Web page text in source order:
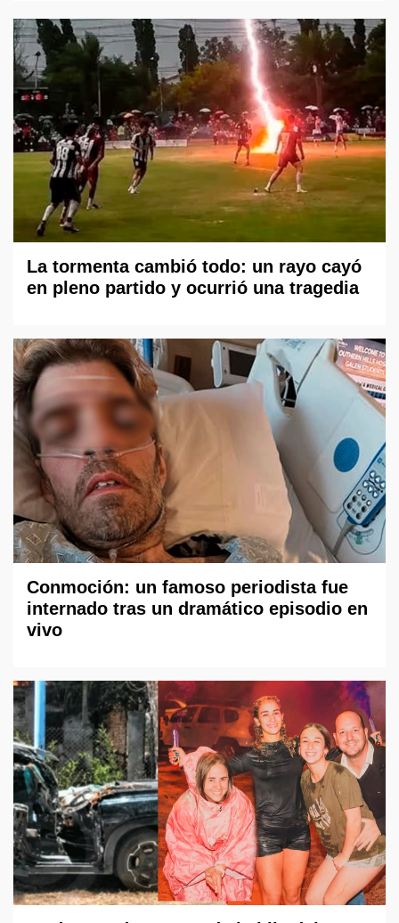
La tormenta cambió todo: un rayo cayó
en pleno partido y ocurrió una tragedia
Conmoción: un famoso periodista fue
internado tras un dramático episodio en
vivo